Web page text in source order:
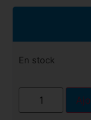
En stock